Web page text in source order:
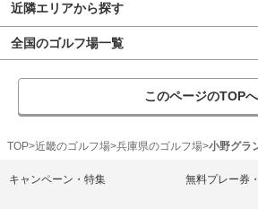
近隣エリアから探す
全国のゴルフ場一覧
このページのTOPへ
TOP 近畿のゴルフ場 兵庫県のゴルフ場 小野グラ
キャンペーン・特集 無料プレー券